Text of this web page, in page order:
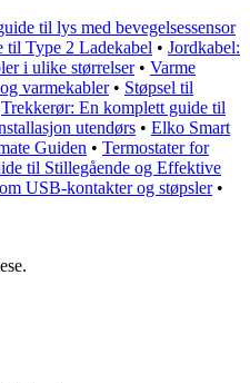
til lys med bevegelsessensor
Type 2 Ladekabel • Jordkabel:
i ulike størrelser• Varme
varmekabler• Støpsel til
Trekkerør: En komplett guide til
utendørs • Elko Smart
Guiden • Termostater for
til Stillegående og Effektive
USB-kontakter og støpsler•